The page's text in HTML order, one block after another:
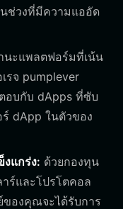
ช่วงที่มีความแออัด
นะแพลตฟอร์มที่เน้น
รจ pumplever
อบกับ dApps ที่ซับ
ร์ dApp ในตัวของ
แกร่ง: ด้วยกองทุน
ร์และโปรโตคอล
องคุณจะได้รับการ